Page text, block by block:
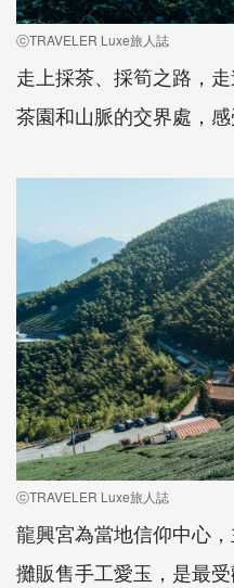
ⓒTRAVELER Luxe旅人誌
走上採茶、採筍之路，
茶園和山脈的交界處，感
ⓒTRAVELER Luxe旅人誌
龍興宮為當地信仰中心
攤販售手工愛玉，是最